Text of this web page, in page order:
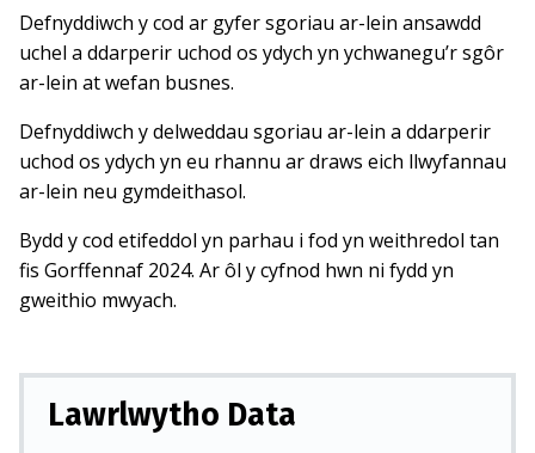
Defnyddiwch y cod ar gyfer sgoriau ar-lein ansawdd
uchel a ddarperir uchod os ydych yn ychwanegu’r sgôr
ar-lein at wefan busnes.
Defnyddiwch y delweddau sgoriau ar-lein a ddarperir
uchod os ydych yn eu rhannu ar draws eich llwyfannau
ar-lein neu gymdeithasol.
Bydd y cod etifeddol yn parhau i fod yn weithredol tan
fis Gorffennaf 2024. Ar ôl y cyfnod hwn ni fydd yn
gweithio mwyach.
Lawrlwytho Data